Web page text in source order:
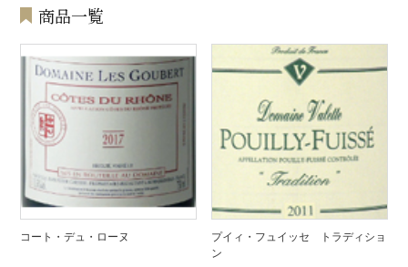
商品一覧
コート・デュ・ローヌ
プイィ・フュイッセ トラディショ
ン